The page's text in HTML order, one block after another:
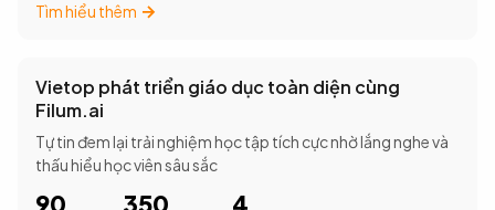
Tìm hiểu thêm
Vietop phát triển giáo dục toàn diện cùng
Filum.ai
Tự tin đem lại trải nghiệm học tập tích cực nhờ lắng nghe và
thấu hiểu học viên sâu sắc
90 350 4